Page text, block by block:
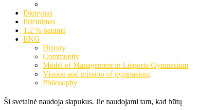
Dienynas
Priėmimas
1.2 % parama
ENG
History
Community
Model of Management in Lieporiu Gymnasium
Vission and mission of gymnasium
Philosophy
Ši svetainė naudoja slapukus. Jie naudojami tam, kad būtų